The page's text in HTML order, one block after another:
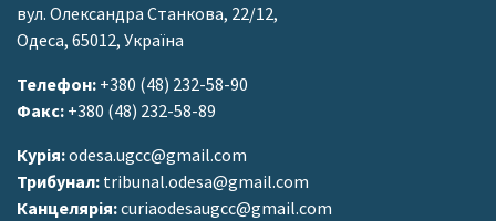
вул. Олександра Станкова, 22/12,
Одеса, 65012, Україна
Телефон: +380 (48) 232-58-90
Факс: +380 (48) 232-58-89
Курія:odesa.ugcc@gmail.com
Трибунал: tribunal.odesa@gmail.com
Канцелярія:curiaodesaugcc@gmail.com